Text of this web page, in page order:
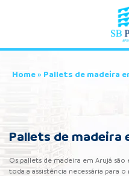
Home» Pallets de madeira
Pallets de madeira
Os pallets de madeira em Arujá
toda a assistência necessária para